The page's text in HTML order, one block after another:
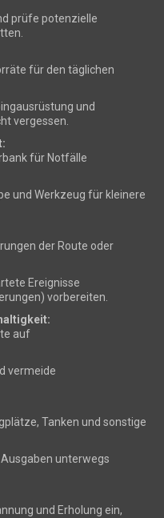
prüfe potenzielle
für den täglichen
und
vergessen.
für Notfälle
und Werkzeug für kleinere
der Route oder
Ereignisse
vorbereiten.
auf
vermeide
Tanken und sonstige
unterwegs
und Erholung ein,